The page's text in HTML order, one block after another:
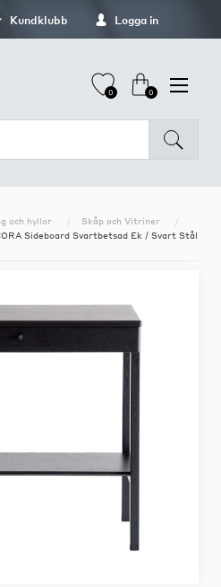
Kundklubb Logga in
0 0
och hyllor
Skåp och Vitriner
Sideboard Svartbetsad Ek / Svart Stål